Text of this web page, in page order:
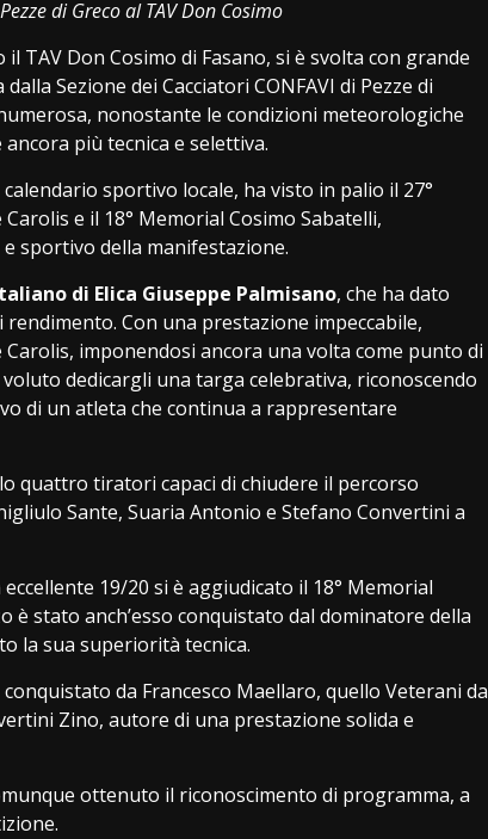
di Greco al TAV Don Cosimo
il TAV Don Cosimo di Fasano, si è svolta con grande
Sezione dei Cacciatori CONFAVI di Pezze di
nonostante le condizioni meteorologiche
più tecnica e selettiva.
sportivo locale, ha visto in palio il 27°
e il 18° Memorial Cosimo Sabatelli,
sportivo della manifestazione.
di Elica Giuseppe Palmisano, che ha dato
Con una prestazione impeccabile,
imponendosi ancora una volta come punto di
dedicargli una targa celebrativa, riconoscendo
di un atleta che continua a rappresentare
quattro tiratori capaci di chiudere il percorso
Sante, Suaria Antonio e Stefano Convertini a
19/20 si è aggiudicato il 18° Memorial
è stato anch’esso conquistato dal dominatore della
la sua superiorità tecnica.
da Francesco Maellaro, quello Veterani da
Zino, autore di una prestazione solida e
ottenuto il riconoscimento di programma, a